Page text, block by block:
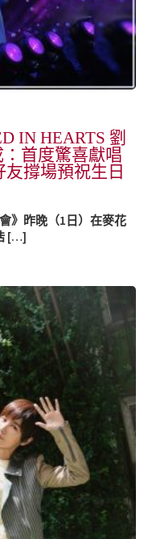
IN HEARTS 劉
首度驚喜獻唱
撐場預祝生日
會》昨晚（1日）在麥花
[…]